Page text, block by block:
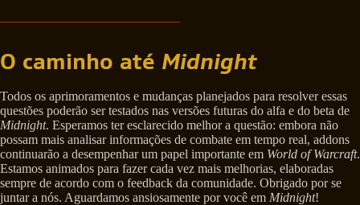
O caminho até Midnight
Todos os aprimoramentos e mudanças planejados para resolver essas
questões poderão ser testados nas versões futuras do alfa e do beta de
Midnight. Esperamos ter esclarecido melhor a questão: embora não
possam mais analisar informações de combate em tempo real, addons
continuarão a desempenhar um papel importante em World of Warcraft.
Estamos animados para fazer cada vez mais melhorias, elaboradas
sempre de acordo com o feedback da comunidade. Obrigado por se
juntar a nós. Aguardamos ansiosamente por você em Midnight!